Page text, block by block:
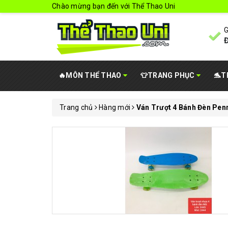
Chào mừng bạn đến với Thể Thao Uni
🔥MÔN THỂ THAO 👕TRANG PHỤC
Trang chủ Hàng mới Ván Trượt 4 Bánh Đèn